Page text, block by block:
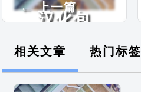
← 上一篇
汉化包
相关文章 热门标签